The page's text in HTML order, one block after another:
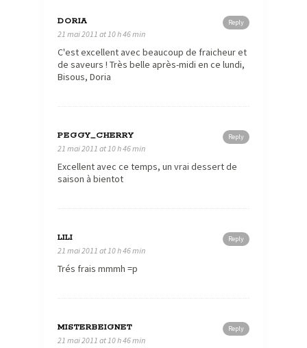
Reply
DORIA
21 mai 2011 at 10 h 46 min
C'est excellent avec beaucoup de fraicheur et
de saveurs ! Très belle après-midi en ce lundi,
Bisous, Doria
Reply
PEGGY_CHERRY
21 mai 2011 at 10 h 46 min
Excellent avec ce temps, un vrai dessert de
saison à bientot
Reply
LILI
21 mai 2011 at 10 h 46 min
Trés frais mmmh =p
Reply
MISTERBEIGNET
21 mai 2011 at 10 h 46 min